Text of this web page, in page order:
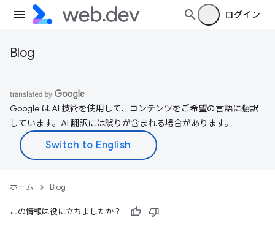
ログイン
Blog
Google は AI 技術を使用して、コンテンツをご希望の言語に翻訳
しています。AI 翻訳には誤りが含まれる場合があります。
ホーム Blog
この情報は役に立ちましたか？